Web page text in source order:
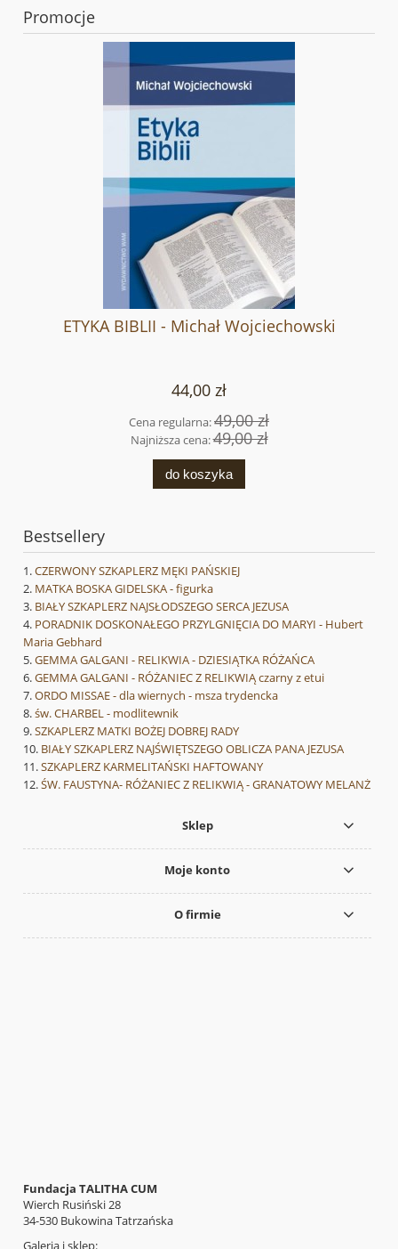
Promocje
ETYKA BIBLII - Michał Wojciechowski
44,00 zł
Cena regularna:49,00 zł
Najniższa cena:49,00 zł
do koszyka
Bestsellery
CZERWONY SZKAPLERZ MĘKI PAŃSKIEJ
MATKA BOSKA GIDELSKA - figurka
BIAŁY SZKAPLERZ NAJSŁODSZEGO SERCA JEZUSA
PORADNIK DOSKONAŁEGO PRZYLGNIĘCIA DO MARYI - Hubert
Maria Gebhard
GEMMA GALGANI - RELIKWIA - DZIESIĄTKA RÓŻAŃCA
GEMMA GALGANI - RÓŻANIEC Z RELIKWIĄ czarny z etui
ORDO MISSAE - dla wiernych - msza trydencka
św. CHARBEL - modlitewnik
SZKAPLERZ MATKI BOŻEJ DOBREJ RADY
BIAŁY SZKAPLERZ NAJŚWIĘTSZEGO OBLICZA PANA JEZUSA
SZKAPLERZ KARMELITAŃSKI HAFTOWANY
ŚW. FAUSTYNA- RÓŻANIEC Z RELIKWIĄ - GRANATOWY MELANŻ
Sklep
Moje konto
O firmie
Fundacja TALITHA CUM
Wierch Rusiński 28
34-530 Bukowina Tatrzańska
Galeria i sklep: